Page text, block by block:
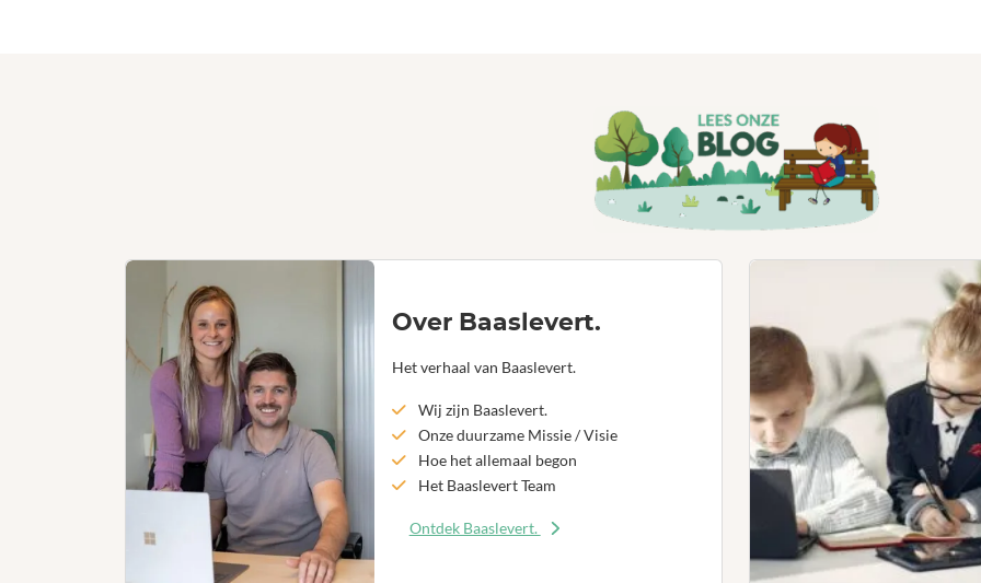
Over Baaslevert.
Het verhaal van Baaslevert.
Wij zijn Baaslevert.
Onze duurzame Missie / Visie
Hoe het allemaal begon
Het Baaslevert Team
Ontdek Baaslevert.